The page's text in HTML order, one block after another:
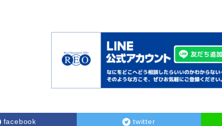
facebook twitter